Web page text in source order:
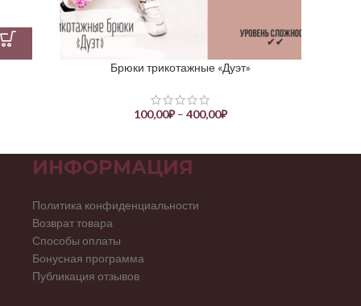
Брюки трикотажные «Дуэт»
100,00₽ – 400,00₽
ИНФОРМАЦИЯ
Политика конфиденциальности
Возврат товара
Способы оплаты
Бонусная программа
Публикация отзывов